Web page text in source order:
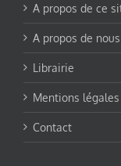
A propos de ce
A propos de nous
Librairie
Mentions légales
Contact